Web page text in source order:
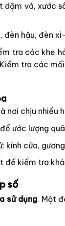
dặm vá, xước
hậu, đèn
tra các khe
tra các
nơi chịu nhiều
ước lượng
cửa,
kiểm tra
số
sử dụng. Một